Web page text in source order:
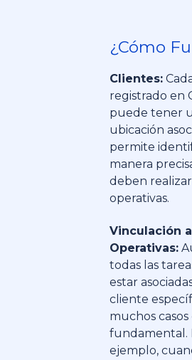
¿Cómo
Clientes:
registrado en
puede tener
ubicación
permite
manera
deben
operativas.
Vinculación
Operativas:
todas las
estar
cliente
muchos casos
fundamental.
ejemplo,